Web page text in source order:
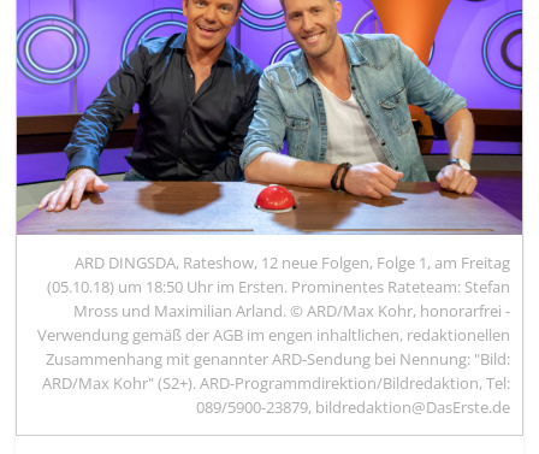
ARD DINGSDA, Rateshow, 12 neue Folgen, Folge 1, am Freitag
(05.10.18) um 18:50 Uhr im Ersten. Prominentes Rateteam: Stefan
Mross und Maximilian Arland. © ARD/Max Kohr, honorarfrei -
Verwendung gemäß der AGB im engen inhaltlichen, redaktionellen
Zusammenhang mit genannter ARD-Sendung bei Nennung: "Bild:
ARD/Max Kohr" (S2+). ARD-Programmdirektion/Bildredaktion, Tel:
089/5900-23879, bildredaktion@DasErste.de